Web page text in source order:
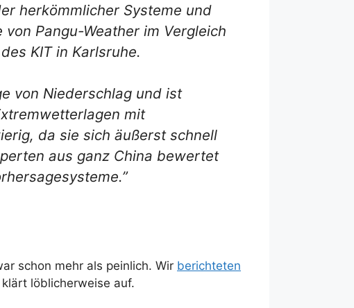
herkömmlicher Systeme und
Pangu-Weather im Vergleich
KIT in Karlsruhe.
von Niederschlag und ist
mit
da sie sich äußerst schnell
aus ganz China bewertet
schon mehr als peinlich. Wir berichteten
klärt löblicherweise auf.